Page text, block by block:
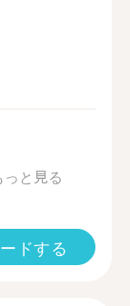
っと見る
ドする